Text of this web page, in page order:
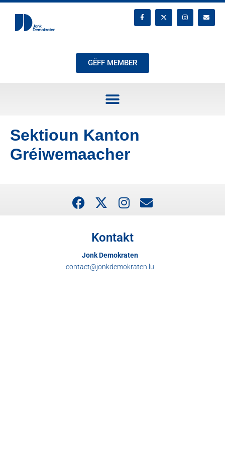
GËFF MEMBER
Sektioun Kanton
Gréiwemaacher
Kontakt
Jonk Demokraten
contact@jonkdemokraten.lu